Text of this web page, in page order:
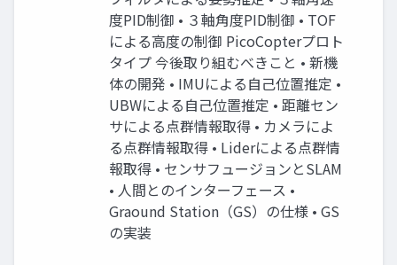
度PID制御 • ３軸⾓度PID制御 • TOF
による⾼度の制御 PicoCopterプロト
タイプ 今後取り組むべきこと • 新機
体の開発 • IMUによる⾃⼰位置推定 •
UBWによる⾃⼰位置推定 • 距離セン
サによる点群情報取得 • カメラによ
る点群情報取得 • Liderによる点群情
報取得 • センサフュージョンとSLAM
• ⼈間とのインターフェース •
Graound Station（GS）の仕様 • GS
の実装